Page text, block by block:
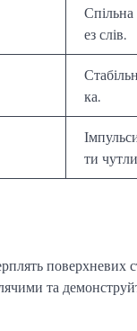
Спільна
ез слів.
ка.
ти
поверхневих
та